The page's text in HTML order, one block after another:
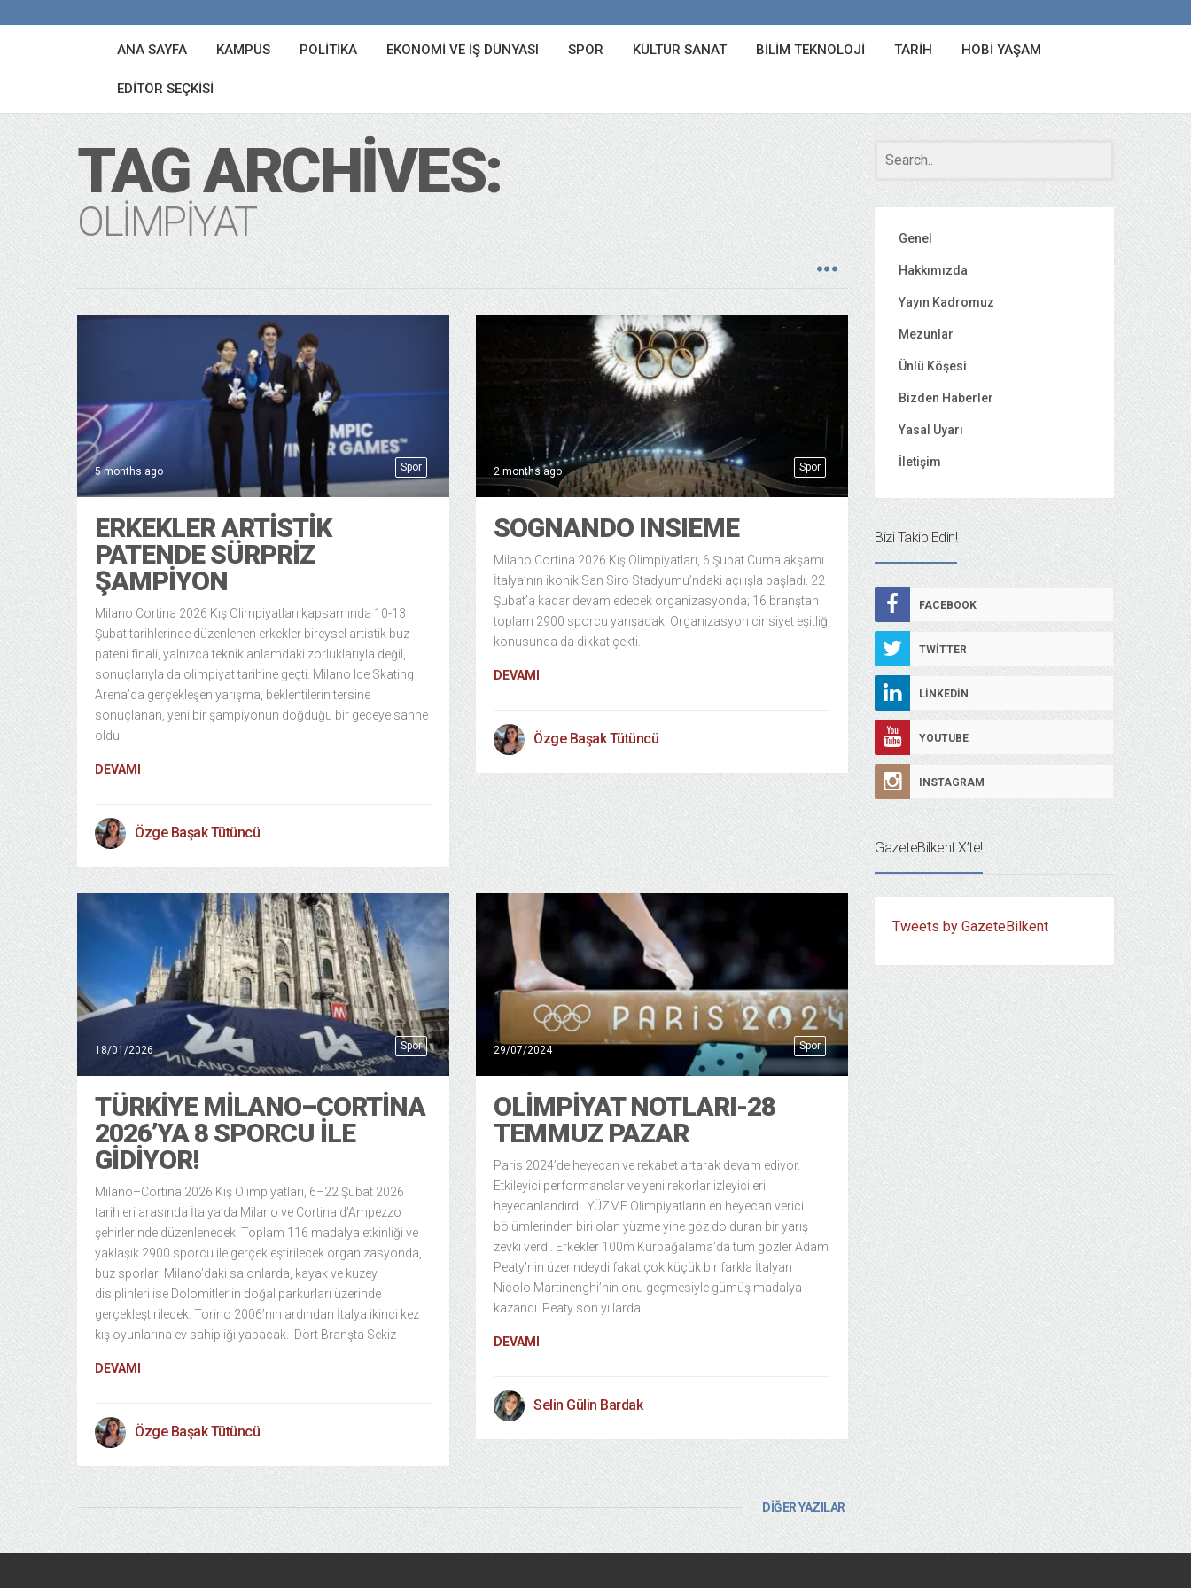
ANA SAYFA KAMPÜS POLITIKA EKONOMI VE İŞ DÜNYASI SPOR KÜLTÜR SANAT BILIM TEKNOLOJI TARIH HOBI YAŞAM
EDITÖR SEÇKISI
TAG ARCHIVES:
OLIMPIYAT
Spor
5 months ago
ERKEKLER ARTISTIK
PATENDE SÜRPRIZ
ŞAMPIYON
Milano Cortina 2026 Kış Olimpiyatları kapsamında 10-13
Şubat tarihlerinde düzenlenen erkekler bireysel artistik buz
pateni finali, yalnızca teknik anlamdaki zorluklarıyla değil,
sonuçlarıyla da olimpiyat tarihine geçti. Milano Ice Skating
Arena’da gerçekleşen yarışma, beklentilerin tersine
sonuçlanan, yeni bir şampiyonun doğduğu bir geceye sahne
oldu.
DEVAMI
Özge Başak Tütüncü
Spor
2 months ago
SOGNANDO INSIEME
Milano Cortina 2026 Kış Olimpiyatları, 6 Şubat Cuma akşamı
İtalya’nın ikonik San Siro Stadyumu’ndaki açılışla başladı. 22
Şubat’a kadar devam edecek organizasyonda; 16 branştan
toplam 2900 sporcu yarışacak. Organizasyon cinsiyet eşitliği
konusunda da dikkat çekti.
DEVAMI
Özge Başak Tütüncü
Spor
18/01/2026
TÜRKIYE MILANO–CORTINA
2026’YA 8 SPORCU ILE
GIDIYOR!
Milano–Cortina 2026 Kış Olimpiyatları, 6–22 Şubat 2026
tarihleri arasında İtalya’da Milano ve Cortina d’Ampezzo
şehirlerinde düzenlenecek. Toplam 116 madalya etkinliği ve
yaklaşık 2900 sporcu ile gerçekleştirilecek organizasyonda,
buz sporları Milano’daki salonlarda, kayak ve kuzey
disiplinleri ise Dolomitler’in doğal parkurları üzerinde
gerçekleştirilecek. Torino 2006’nın ardından İtalya ikinci kez
kış oyunlarına ev sahipliği yapacak. Dört Branşta Sekiz
DEVAMI
Özge Başak Tütüncü
Spor
29/07/2024
OLIMPIYAT NOTLARI-28
TEMMUZ PAZAR
Paris 2024’de heyecan ve rekabet artarak devam ediyor.
Etkileyici performanslar ve yeni rekorlar izleyicileri
heyecanlandırdı. YÜZME Olimpiyatların en heyecan verici
bölümlerinden biri olan yüzme yine göz dolduran bir yarış
zevki verdi. Erkekler 100m Kurbağalama’da tüm gözler Adam
Peaty’nin üzerindeydi fakat çok küçük bir farkla İtalyan
Nicolo Martinenghi’nin onu geçmesiyle gümüş madalya
kazandı. Peaty son yıllarda
DEVAMI
Selin Gülin Bardak
DİĞER YAZILAR
Genel
Hakkımızda
Yayın Kadromuz
Mezunlar
Ünlü Köşesi
Bizden Haberler
Yasal Uyarı
İletişim
Bizi Takip Edin!
FACEBOOK
TWITTER
LINKEDIN
YOUTUBE
INSTAGRAM
GazeteBilkent X’te!
Tweets by GazeteBilkent